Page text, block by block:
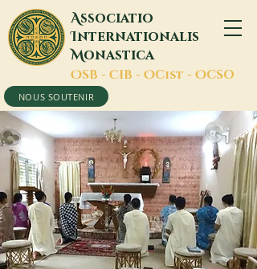
Associatio
Internationalis
Monastica
OSB - CIB - OCist - OCSO
NOUS SOUTENIR